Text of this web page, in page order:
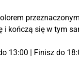
i kończą się w tym
13:00 | Finisz do